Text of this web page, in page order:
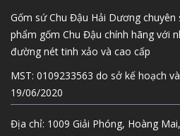
Gốm sứ Chu Đậu Hải Dương chuyên
phẩm gốm Chu Đậu chính hãng với
đường nét tinh xảo và cao cấp
MST: 0109233563 do sở kế hoạch
19/06/2020
Địa chỉ: 1009 Giải Phóng, Hoàng